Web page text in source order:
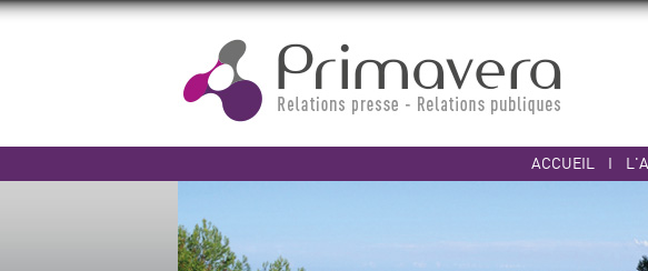
ACCUEIL I